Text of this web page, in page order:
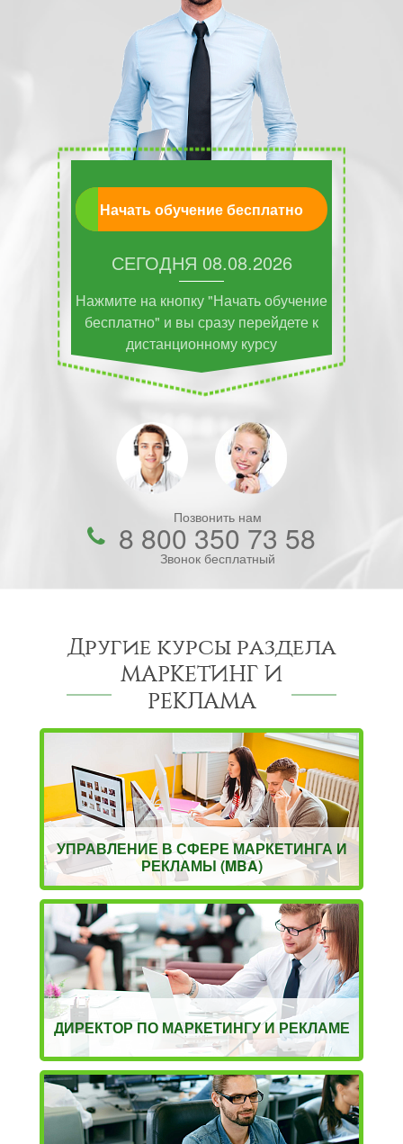
Начать обучение бесплатно
СЕГОДНЯ 08.08.2026
Нажмите на кнопку "Начать обучение
бесплатно" и вы сразу перейдете к
дистанционному курсу
Позвонить нам
8 800 350 73 58
Звонок бесплатный
Другие курсы раздела
МАРКЕТИНГ И
РЕКЛАМА
УПРАВЛЕНИЕ В СФЕРЕ МАРКЕТИНГА И
РЕКЛАМЫ (MBA)
ДИРЕКТОР ПО МАРКЕТИНГУ И РЕКЛАМЕ